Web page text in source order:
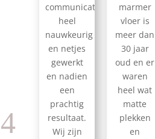
communicatie,
heel
nauwkeurig
en netjes
gewerkt
en nadien
een
prachtig
resultaat.
Wij zijn
marmer
vloer is
meer dan
30 jaar
oud en er
waren
heel wat
matte
plekken
en